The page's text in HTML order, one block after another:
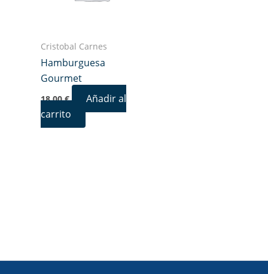
Cristobal Carnes
Hamburguesa
Gourmet
18,00€
Añadir al
carrito